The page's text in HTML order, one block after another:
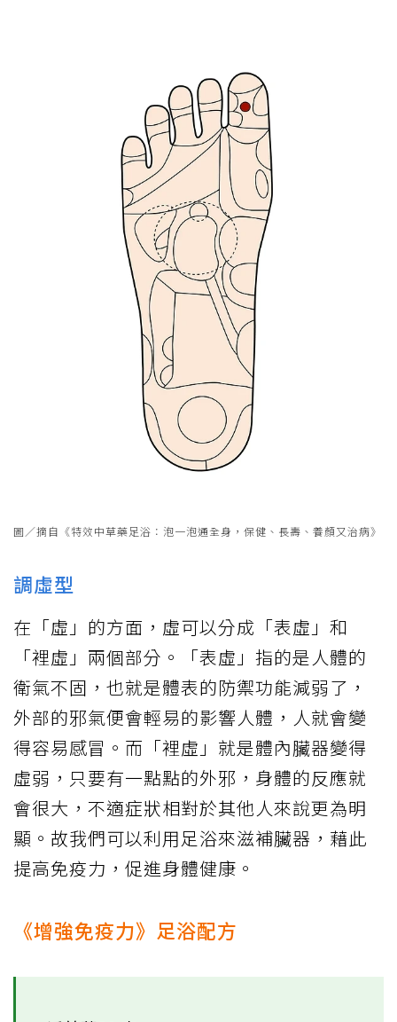
圖／摘自《特效中草藥足浴：泡一泡通全身，保健、長壽、養顏又治病》
調虛型
在「虛」的方面，虛可以分成「表虛」和
「裡虛」兩個部分。「表虛」指的是人體的
衛氣不固，也就是體表的防禦功能減弱了，
外部的邪氣便會輕易的影響人體，人就會變
得容易感冒。而「裡虛」就是體內臟器變得
虛弱，只要有一點點的外邪，身體的反應就
會很大，不適症狀相對於其他人來說更為明
顯。故我們可以利用足浴來滋補臟器，藉此
提高免疫力，促進身體健康。
《增強免疫力》足浴配方